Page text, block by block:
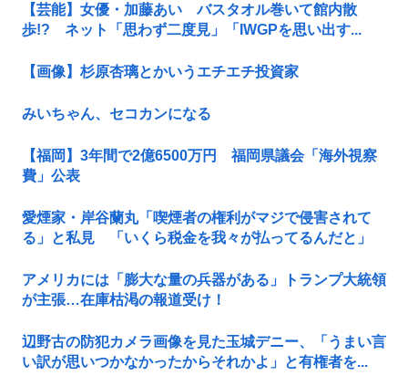
【芸能】女優・加藤あい バスタオル巻いて館内散
歩!? ネット「思わず二度見」「IWGPを思い出す...
【画像】杉原杏璃とかいうエチエチ投資家
みいちゃん、セコカンになる
【福岡】3年間で2億6500万円 福岡県議会「海外視察
費」公表
愛煙家・岸谷蘭丸「喫煙者の権利がマジで侵害されて
る」と私見 「いくら税金を我々が払ってるんだと」
アメリカには「膨大な量の兵器がある」トランプ大統領
が主張…在庫枯渇の報道受け！
辺野古の防犯カメラ画像を見た玉城デニー、「うまい言
い訳が思いつかなかったからそれかよ」と有権者を...